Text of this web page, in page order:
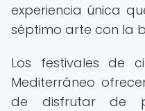
experiencia única
séptimo arte con la
Los festivales de
Mediterráneo
de disfrutar de